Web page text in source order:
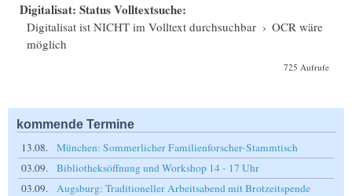
Digitalisat: Status Volltextsuche:
Digitalisat ist NICHT im Volltext durchsuchbar › OCR wäre
möglich
725 Aufrufe
kommende Termine
13.08.
München: Sommerlicher Familienforscher-Stammtisch
03.09.
Bibliotheksöffnung und Workshop 14 - 17 Uhr
03.09.
Augsburg: Traditioneller Arbeitsabend mit Brotzeitspende